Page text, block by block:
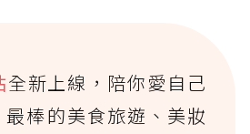
全新上線，陪你愛自己
棒的美食旅遊、美妝